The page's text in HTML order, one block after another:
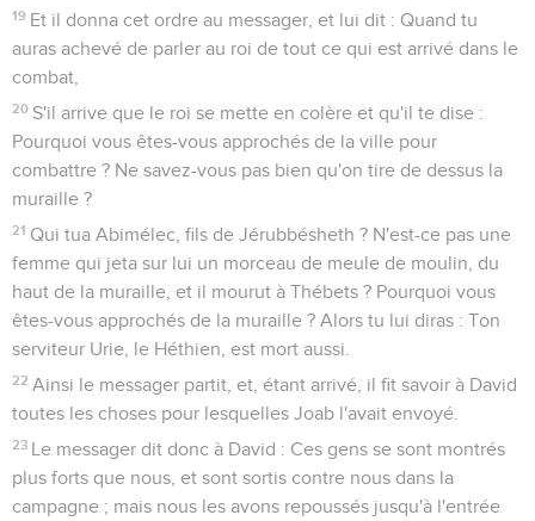
19 Et il donna cet ordre au messager, et lui dit : Quand tu
auras achevé de parler au roi de tout ce qui est arrivé dans le
combat,
20 S'il arrive que le roi se mette en colère et qu'il te dise :
Pourquoi vous êtes-vous approchés de la ville pour
combattre ? Ne savez-vous pas bien qu'on tire de dessus la
muraille ?
21 Qui tua Abimélec, fils de Jérubbésheth ? N'est-ce pas une
femme qui jeta sur lui un morceau de meule de moulin, du
haut de la muraille, et il mourut à Thébets ? Pourquoi vous
êtes-vous approchés de la muraille ? Alors tu lui diras : Ton
serviteur Urie, le Héthien, est mort aussi.
22 Ainsi le messager partit, et, étant arrivé, il fit savoir à David
toutes les choses pour lesquelles Joab l'avait envoyé.
23 Le messager dit donc à David : Ces gens se sont montrés
plus forts que nous, et sont sortis contre nous dans la
campagne ; mais nous les avons repoussés jusqu'à l'entrée